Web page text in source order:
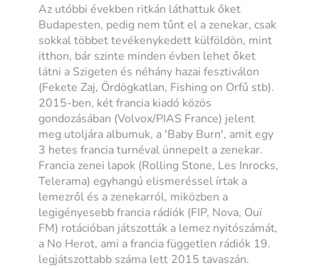
Az utóbbi években ritkán láthattuk őket
Budapesten, pedig nem tűnt el a zenekar, csak
sokkal többet tevékenykedett külföldön, mint
itthon, bár szinte minden évben lehet őket
látni a Szigeten és néhány hazai fesztiválon
(Fekete Zaj, Ördögkatlan, Fishing on Orfű stb).
2015-ben, két francia kiadó közös
gondozásában (Volvox/PIAS France) jelent
meg utoljára albumuk, a 'Baby Burn', amit egy
3 hetes francia turnéval ünnepelt a zenekar.
Francia zenei lapok (Rolling Stone, Les Inrocks,
Telerama) egyhangú elismeréssel írtak a
lemezről és a zenekarról, miközben a
legigényesebb francia rádiók (FIP, Nova, Ouï
FM) rotációban játszották a lemez nyitószámát,
a No Herot, ami a francia független rádiók 19.
legjátszottabb száma lett 2015 tavaszán.